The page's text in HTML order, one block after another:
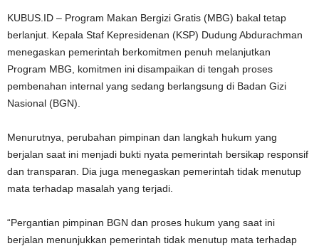
KUBUS.ID – Program Makan Bergizi Gratis (MBG) bakal tetap
berlanjut. Kepala Staf Kepresidenan (KSP) Dudung Abdurachman
menegaskan pemerintah berkomitmen penuh melanjutkan
Program MBG, komitmen ini disampaikan di tengah proses
pembenahan internal yang sedang berlangsung di Badan Gizi
Nasional (BGN).
Menurutnya, perubahan pimpinan dan langkah hukum yang
berjalan saat ini menjadi bukti nyata pemerintah bersikap responsif
dan transparan. Dia juga menegaskan pemerintah tidak menutup
mata terhadap masalah yang terjadi.
“Pergantian pimpinan BGN dan proses hukum yang saat ini
berjalan menunjukkan pemerintah tidak menutup mata terhadap